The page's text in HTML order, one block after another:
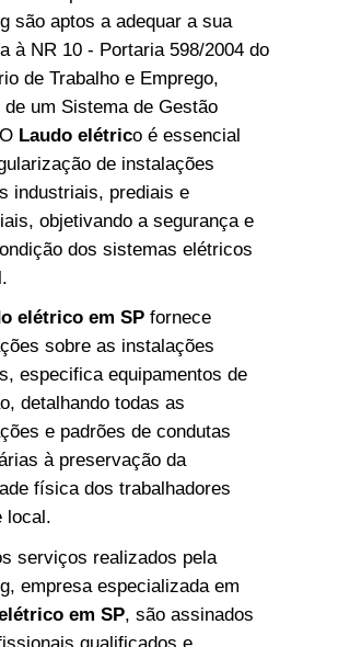
são aptos a adequar a sua
à NR 10 - Portaria 598/2004 do
de Trabalho e Emprego,
um Sistema de Gestão
Laudo elétrico é essencial
de instalações
industriais, prediais e
objetivando a segurança e
dos sistemas elétricos
elétrico em SPfornece
sobre as instalações
especifica equipamentos de
detalhando todas as
e padrões de condutas
à preservação da
física dos trabalhadores
local.
serviços realizados pela
empresa especializada em
em SP, são assinados
qualificados e